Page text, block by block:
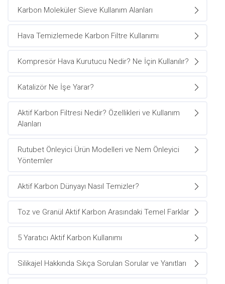
Karbon Moleküler Sieve Kullanım Alanları
Hava Temizlemede Karbon Filtre Kullanımı
Kompresör Hava Kurutucu Nedir? Ne İçin Kullanılır?
Katalizör Ne İşe Yarar?
Aktif Karbon Filtresi Nedir? Özellikleri ve Kullanım
Alanları
Rutubet Önleyici Ürün Modelleri ve Nem Önleyici
Yöntemler
Aktif Karbon Dünyayı Nasıl Temizler?
Toz ve Granül Aktif Karbon Arasındaki Temel Farklar
5 Yaratıcı Aktif Karbon Kullanımı
Silikajel Hakkında Sıkça Sorulan Sorular ve Yanıtları